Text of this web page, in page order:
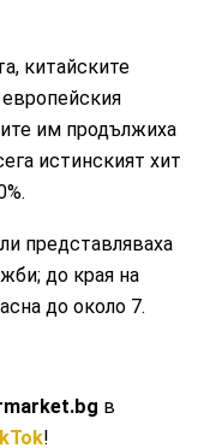
китайските
им продължиха
истинският хит
представляваха
до края на
до около 7.
в
!